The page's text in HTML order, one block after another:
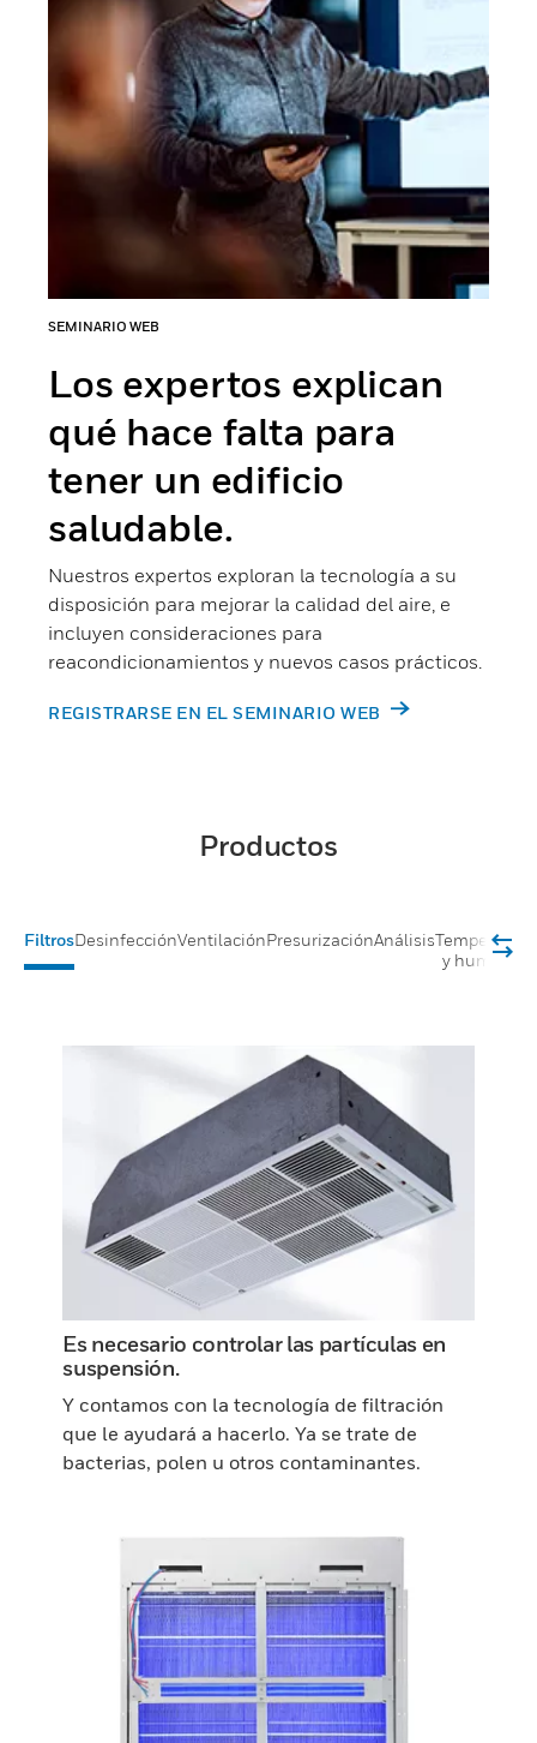
SEMINARIO WEB
Los expertos explican
qué hace falta para
tener un edificio
saludable.
Nuestros expertos exploran la tecnología a su
disposición para mejorar la calidad del aire, e
incluyen consideraciones para
reacondicionamientos y nuevos casos prácticos.
REGISTRARSE EN EL SEMINARIO WEB
Productos
FiltrosDesinfecciónVentilaciónPresurizaciónAnálisisTemperatura
y humedad
Es necesario controlar las partículas en
suspensión.
Y contamos con la tecnología de filtración
que le ayudará a hacerlo. Ya se trate de
bacterias, polen u otros contaminantes.